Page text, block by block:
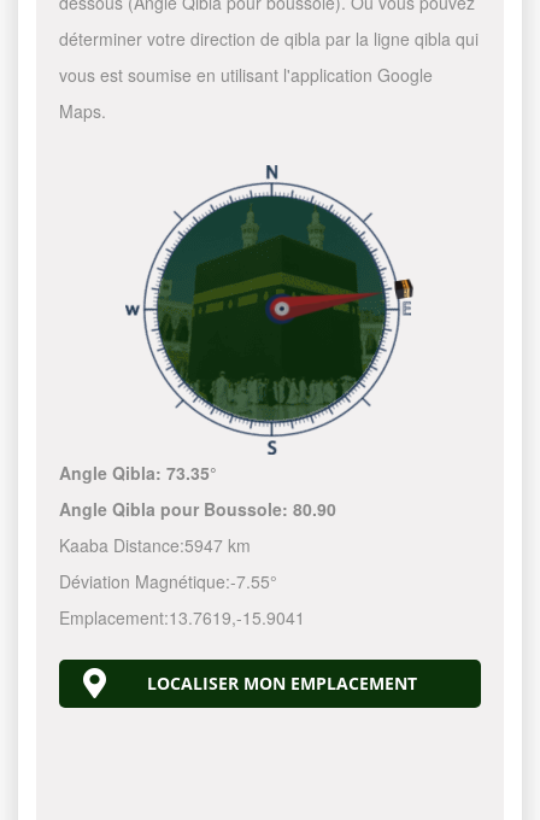
déterminer votre direction de qibla par la ligne qibla qui
vous est soumise en utilisant l'application Google
Maps.
Angle Qibla:73.35°
Angle Qibla pour Boussole:80.90
Kaaba Distance:5947 km
Déviation Magnétique:-7.55°
Emplacement:13.7619,-15.9041
LOCALISER MON EMPLACEMENT